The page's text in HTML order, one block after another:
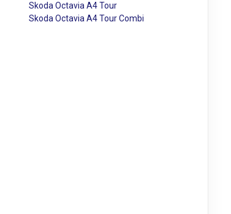
Skoda Octavia A4 Tour
Skoda Octavia A4 Tour Combi